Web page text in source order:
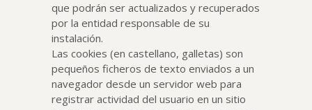
que podrán ser actualizados y recuperados
por la entidad responsable de su
instalación.
Las cookies (en castellano, galletas) son
pequeños ficheros de texto enviados a un
navegador desde un servidor web para
registrar actividad del usuario en un sitio